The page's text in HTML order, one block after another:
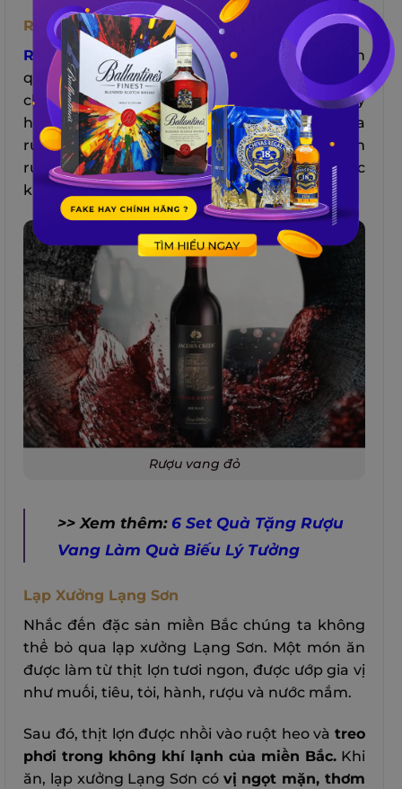
Rượu Vang Đỏ Nhập Khẩu
Rượu vang đỏnhập khẩu không chỉ là món
quà tặng sang trọng mà còn có nhiều lợi ích
cho sức khỏe, như bảo vệ tim mạch, chống oxy
hóa và phòng ngừa ung thư. Bạn có thể mua
rượu vang đỏ nhập khẩu ở các cửa hàng bán
rượu hoặc các website có giấy phép và được
kiểm định chất lượng.
Rượu vang đỏ
>> Xem thêm:6 Set Quà Tặng Rượu
Vang Làm Quà Biếu Lý Tưởng
Lạp Xưởng Lạng Sơn
Nhắc đến đặc sản miền Bắc chúng ta không
thể bỏ qua lạp xưởng Lạng Sơn. Một món ăn
được làm từ thịt lợn tươi ngon, được ướp gia vị
như muối, tiêu, tỏi, hành, rượu và nước mắm.
Sau đó, thịt lợn được nhồi vào ruột heo và treo
phơi trong không khí lạnh của miền Bắc. Khi
ăn, lạp xưởng Lạng Sơn có vị ngọt mặn, thơm